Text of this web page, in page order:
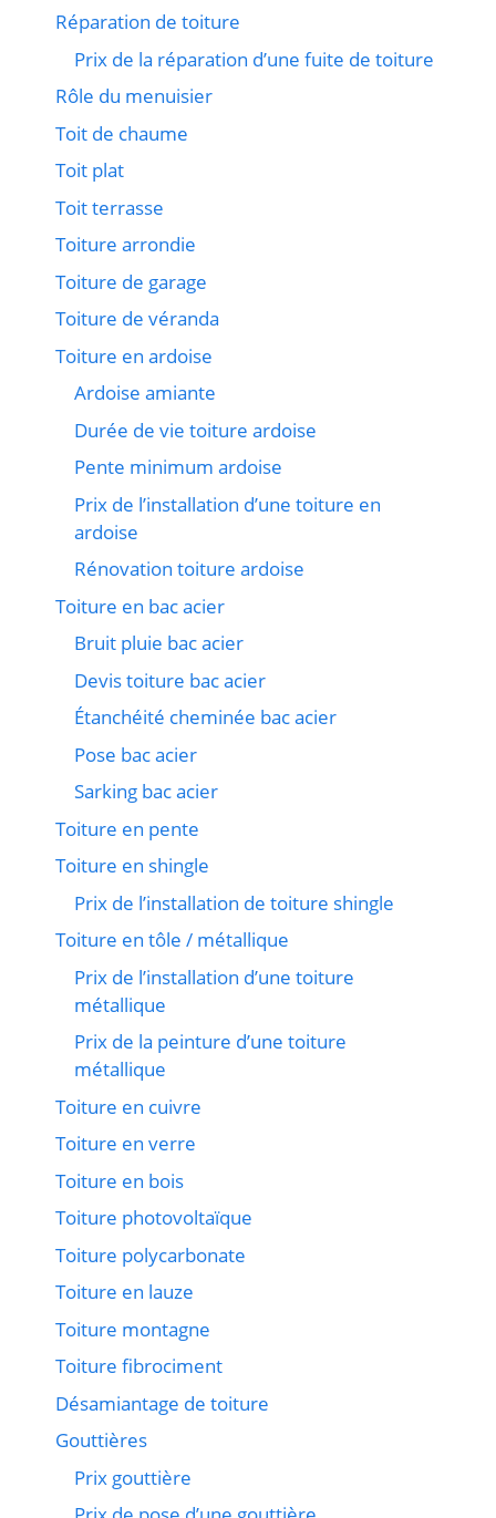
Réparation de toiture
Prix de la réparation d’une fuite de toiture
Rôle du menuisier
Toit de chaume
Toit plat
Toit terrasse
Toiture arrondie
Toiture de garage
Toiture de véranda
Toiture en ardoise
Ardoise amiante
Durée de vie toiture ardoise
Pente minimum ardoise
Prix de l’installation d’une toiture en
ardoise
Rénovation toiture ardoise
Toiture en bac acier
Bruit pluie bac acier
Devis toiture bac acier
Étanchéité cheminée bac acier
Pose bac acier
Sarking bac acier
Toiture en pente
Toiture en shingle
Prix de l’installation de toiture shingle
Toiture en tôle / métallique
Prix de l’installation d’une toiture
métallique
Prix de la peinture d’une toiture
métallique
Toiture en cuivre
Toiture en verre
Toiture en bois
Toiture photovoltaïque
Toiture polycarbonate
Toiture en lauze
Toiture montagne
Toiture fibrociment
Désamiantage de toiture
Gouttières
Prix gouttière